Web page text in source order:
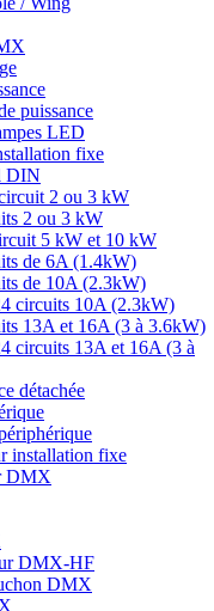
puissance
LED
fixe
DIN
2 ou 3 kW
2 ou 3 kW
5 kW et 10 kW
de 6A (1.4kW)
de 10A (2.3kW)
circuits 10A (2.3kW)
13A et 16A (3 à 3.6kW)
circuits 13A et 16A (3 à
détachée
installation fixe
DMX
DMX-HF
DMX